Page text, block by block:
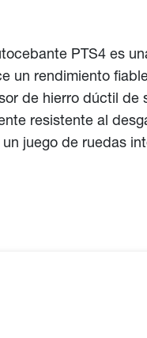
PTS4 es
un rendimiento
de hierro dúctil
resistente al
juego de ruedas